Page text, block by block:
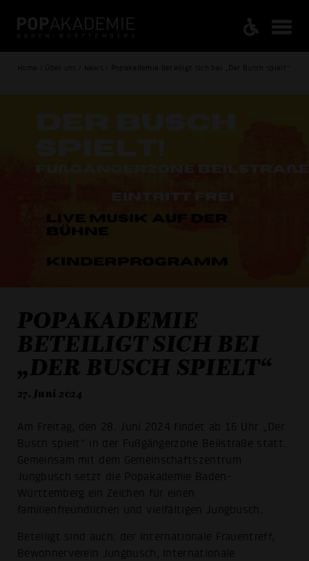
Home / Über uns / News / Popakademie beteiligt sich bei „Der Busch spielt“
POPAKADEMIE
BETEILIGT SICH BEI
„DER BUSCH SPIELT“
27. Juni 2024
Am Freitag, den 28. Juni 2024 findet ab 16 Uhr „Der
Busch spielt“ in der Fußgängerzone Beilstraße statt.
Gemeinsam mit dem Gemeinschaftszentrum
Jungbusch setzt die Popakademie Baden-
Württemberg ein Zeichen für einen
familienfreundlichen und vielfältigen Jungbusch.
Beteiligt sind auch: der Internationale Frauentreff,
Bewohnerverein Jungbusch, Internationale